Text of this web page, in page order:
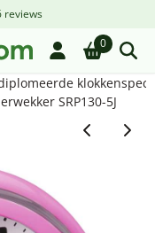
instellingen of sta
reviews
0
SRP130-5J